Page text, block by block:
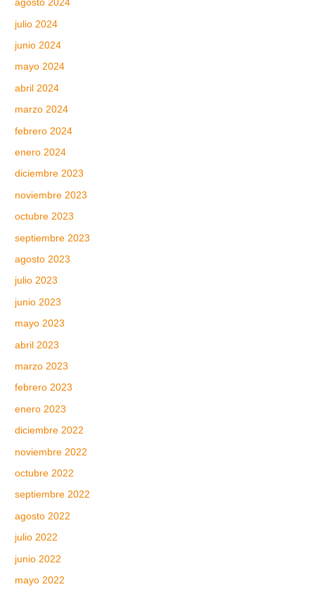
agosto 2024
julio 2024
junio 2024
mayo 2024
abril 2024
marzo 2024
febrero 2024
enero 2024
diciembre 2023
noviembre 2023
octubre 2023
septiembre 2023
agosto 2023
julio 2023
junio 2023
mayo 2023
abril 2023
marzo 2023
febrero 2023
enero 2023
diciembre 2022
noviembre 2022
octubre 2022
septiembre 2022
agosto 2022
julio 2022
junio 2022
mayo 2022